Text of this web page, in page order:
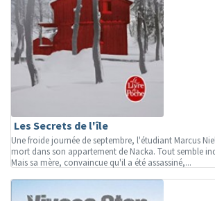
Les Secrets de l'île
Une froide journée de septembre, l'étudiant Marcus
mort dans son appartement de Nacka. Tout semble
Mais sa mère, convaincue qu'il a été assassiné,...